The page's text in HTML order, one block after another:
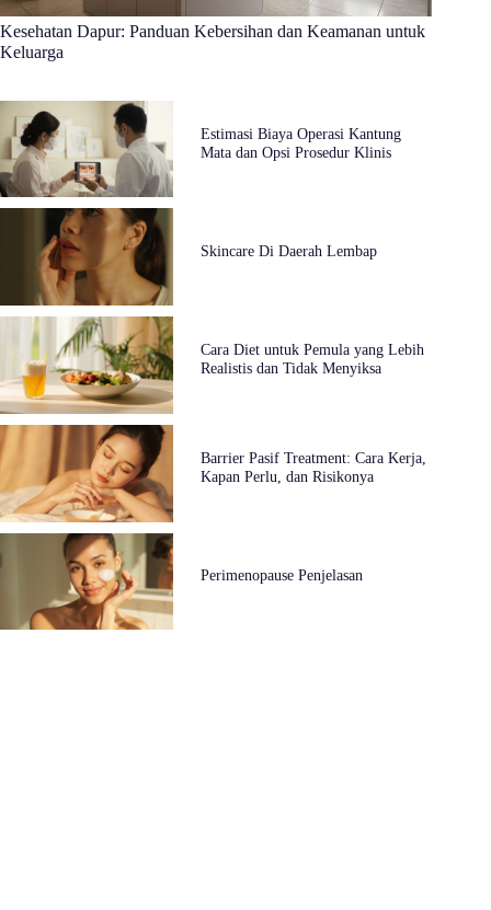
Kesehatan Dapur: Panduan Kebersihan dan Keamanan untuk
Keluarga
Estimasi Biaya Operasi Kantung
Mata dan Opsi Prosedur Klinis
Skincare Di Daerah Lembap
Cara Diet untuk Pemula yang Lebih
Realistis dan Tidak Menyiksa
Barrier Pasif Treatment: Cara Kerja,
Kapan Perlu, dan Risikonya
Perimenopause Penjelasan